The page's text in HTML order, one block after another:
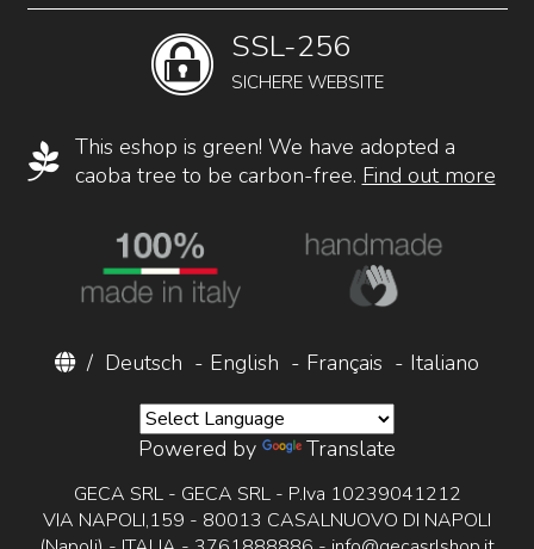
SSL-256
SICHERE WEBSITE
This eshop is green! We have adopted a
caoba tree to be carbon-free. Find out more
/ Deutsch - English - Français - Italiano
Powered by Translate
GECA SRL - GECA SRL - P.Iva 10239041212
VIA NAPOLI,159 - 80013 CASALNUOVO DI NAPOLI